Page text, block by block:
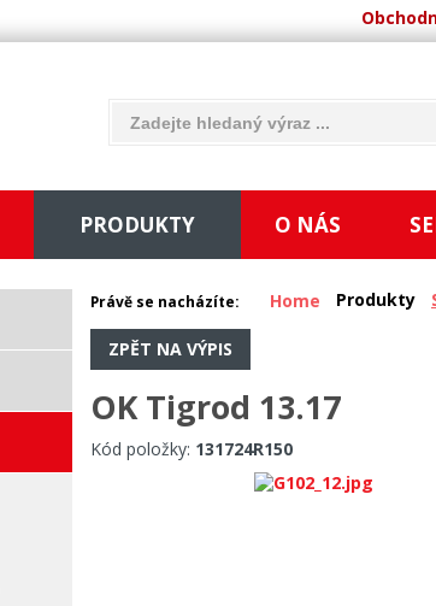
PRODUKTY O NÁS
Právě se nacházíte: Home Produkty
ZPĚT NA VÝPIS
OK Tigrod 13.17
Kód položky: 131724R150